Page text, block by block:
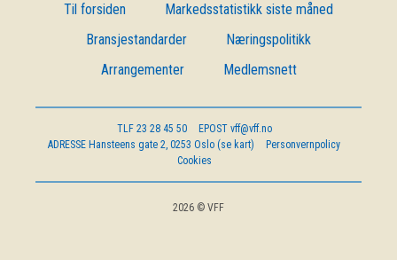
DEN LILLE FONDSHÅNDBOKEN
IN ENGLISH
Til forsiden
Markedsstatistikk siste måned
Bransjestandarder
Næringspolitikk
Arrangementer
Medlemsnett
TLF 23 28 45 50 EPOST vff@vff.no
ADRESSE Hansteens gate 2, 0253 Oslo (se kart)
Personvernpolicy
Cookies
2026 © VFF